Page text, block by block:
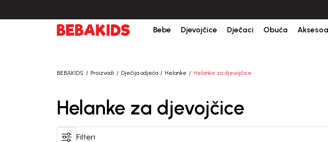
Bebe Djevojčice Dječaci Obuća
BEBAKIDS Proizvodi Dječija odjeća Helanke Helanke za djevojčice
Helanke za djevojčice
Filteri